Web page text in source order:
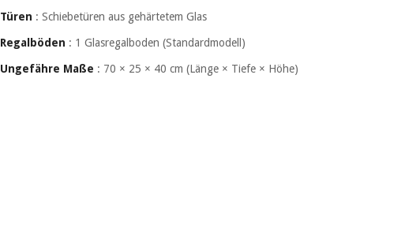
Türen : Schiebetüren aus gehärtetem Glas
Regalböden : 1 Glasregalboden (Standardmodell)
Ungefähre Maße : 70 × 25 × 40 cm (Länge × Tiefe × Höhe)